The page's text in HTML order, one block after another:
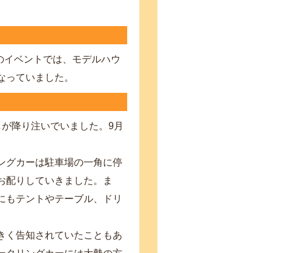
ベントでは、モデルハウ
ていました。
降り注いでいました。9月
グカーは駐車場の一角に停
配りしていきました。ま
もテントやテーブル、ドリ
く告知されていたこともあ